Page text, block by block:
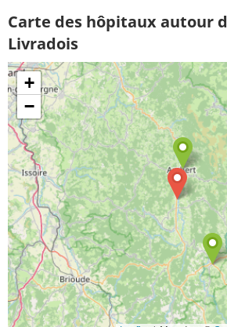
Carte des hôpitaux autour
Livradois
+
−